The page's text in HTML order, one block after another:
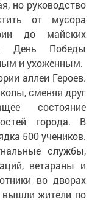
но руководство
от мусора
до майских
День Победы
и ухоженным.
аллеи Героев.
сменяя друг
состояние
города. В
500 учеников.
службы,
ветараны и
во дворах
вышли жители по